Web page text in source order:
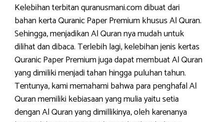
Kelebihan terbitan quranusmani.com dibuat dari
bahan kerta Quranic Paper Premium khusus Al Quran.
Sehingga, menjadikan Al Quran nya mudah untuk
dilihat dan dibaca. Terlebih lagi, kelebihan jenis kertas
Quranic Paper Premium juga dapat membuat Al Quran
yang dimiliki menjadi tahan hingga puluhan tahun.
Tentunya, kami memahami bahwa para penghafal Al
Quran memiliki kebiasaan yang mulia yaitu setia
dengan Al Quran yang dimillikinya, oleh karenanya